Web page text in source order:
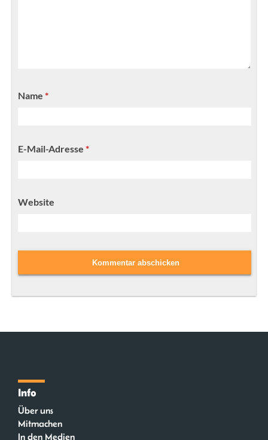
Name *
E-Mail-Adresse *
Website
Info
Über uns
Mitmachen
In den Medien